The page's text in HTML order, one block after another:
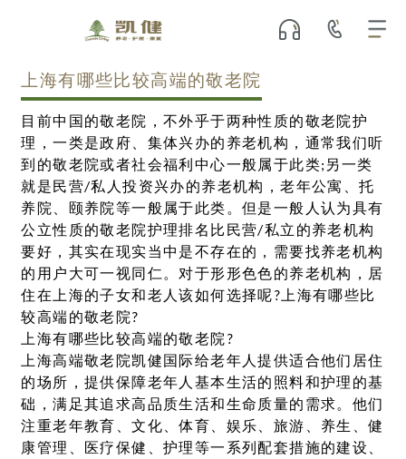
上海有哪些比较高端的敬老院
目前中国的敬老院，不外乎于两种性质的敬老院护
理，一类是政府、集体兴办的养老机构，通常我们听
到的敬老院或者社会福利中心一般属于此类;另一类
就是民营/私人投资兴办的养老机构，老年公寓、托
养院、颐养院等一般属于此类。但是一般人认为具有
公立性质的敬老院护理排名比民营/私立的养老机构
要好，其实在现实当中是不存在的，需要找养老机构
的用户大可一视同仁。对于形形色色的养老机构，居
住在上海的子女和老人该如何选择呢?上海有哪些比
较高端的敬老院?
上海有哪些比较高端的敬老院?
上海高端敬老院凯健国际给老年人提供适合他们居住
的场所，提供保障老年人基本生活的照料和护理的基
础，满足其追求高品质生活和生命质量的需求。他们
注重老年教育、文化、体育、娱乐、旅游、养生、健
康管理、医疗保健、护理等一系列配套措施的建设、